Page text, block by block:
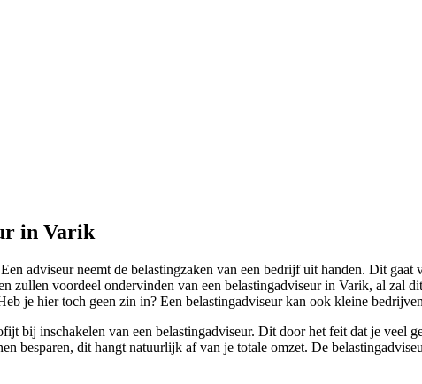
in Varik
adviseur neemt de belastingzaken van een bedrijf uit handen. Dit
zullen voordeel ondervinden van een belastingadviseur in Varik, al zal
je hier toch geen zin in? Een belastingadviseur kan ook kleine
bij inschakelen van een belastingadviseur. Dit door het feit dat je veel
besparen, dit hangt natuurlijk af van je totale omzet. De